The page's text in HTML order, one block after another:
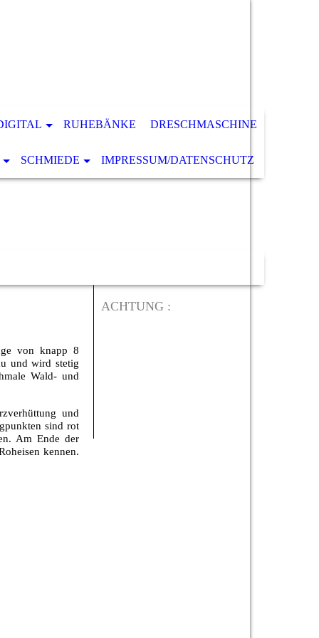
RUHEBÄNKE DRESCHMASCHINE
SCHMIEDE IMPRESSUM/DATENSCHUTZ
von knapp 8
und wird stetig
Wald- und
und
sind rot
Am Ende der
kennen.
ACHTUNG :